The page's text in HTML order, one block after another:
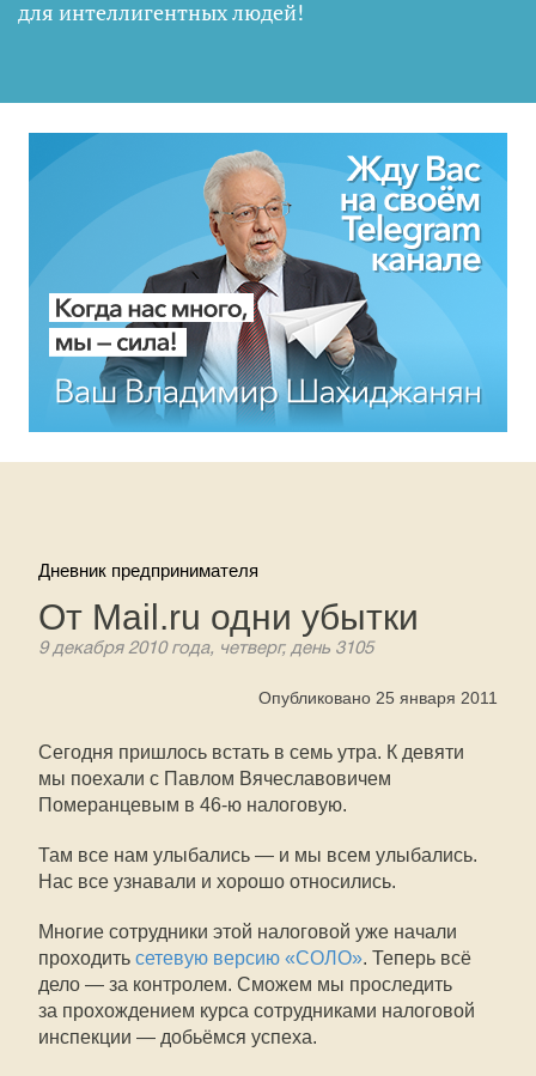
для интеллигентных людей!
Дневник предпринимателя
От Mail.ru одни убытки
9 декабря 2010 года, четверг, день 3105
Опубликовано 25 января 2011
Сегодня пришлось встать в семь утра. К девяти
мы поехали с Павлом Вячеславовичем
Померанцевым в 46-ю налоговую.
Там все нам улыбались — и мы всем улыбались.
Нас все узнавали и хорошо относились.
Многие сотрудники этой налоговой уже начали
проходить сетевую версию «СОЛО». Теперь всё
дело — за контролем. Сможем мы проследить
за прохождением курса сотрудниками налоговой
инспекции — добьёмся успеха.